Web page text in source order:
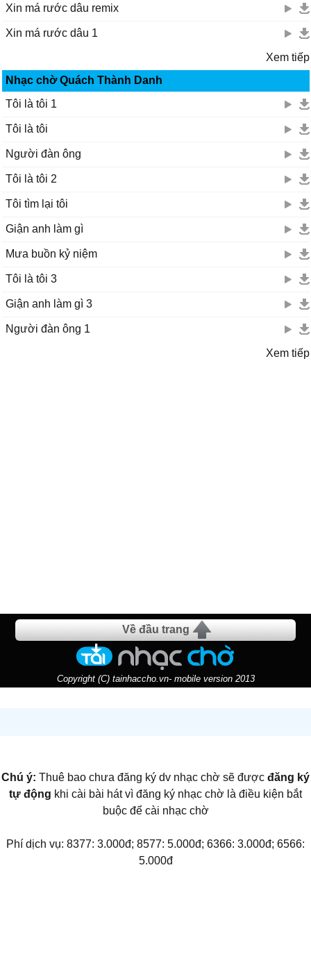
Xin má rước dâu remix
Xin má rước dâu 1
Xem tiếp
Nhạc chờ Quách Thành Danh
Tôi là tôi 1
Tôi là tôi
Người đàn ông
Tôi là tôi 2
Tôi tìm lại tôi
Giận anh làm gì
Mưa buồn kỷ niệm
Tôi là tôi 3
Giận anh làm gì 3
Người đàn ông 1
Xem tiếp
Về đầu trang
Copyright (C) tainhaccho.vn- mobile version 2013
Chú ý: Thuê bao chưa đăng ký dv nhạc chờ sẽ được đăng ký
tự động khi cài bài hát vì đăng ký nhạc chờ là điều kiện bắt
buộc để cài nhạc chờ
Phí dịch vụ: 8377: 3.000đ; 8577: 5.000đ; 6366: 3.000đ; 6566:
5.000đ